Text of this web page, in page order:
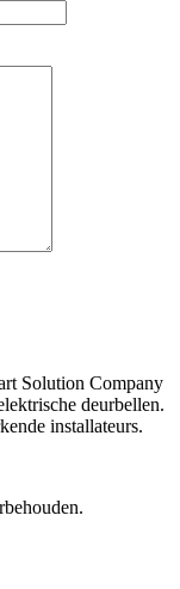
Solution Company
deurbellen.
installateurs.